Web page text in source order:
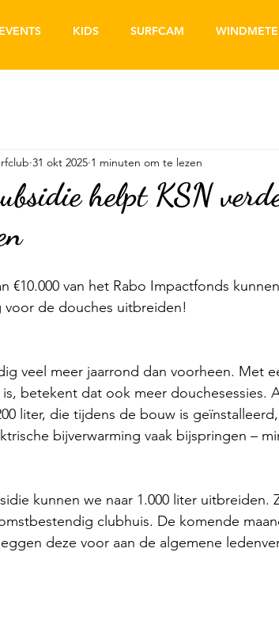
EVENTS KIDS SURFCAM
helpt KSN
31 okt 2025 1 minuten om te lezen
€10.000 van het Rabo Impactfonds
voor de douches uitbreiden!
veel meer jaarrond dan voorheen. Met
betekent dat ook meer douchesessies.
liter, die tijdens de bouw is
bijverwarming vaak bijspringen –
kunnen we naar 1.000 liter uitbreiden.
clubhuis. De komende
deze voor aan de algemene